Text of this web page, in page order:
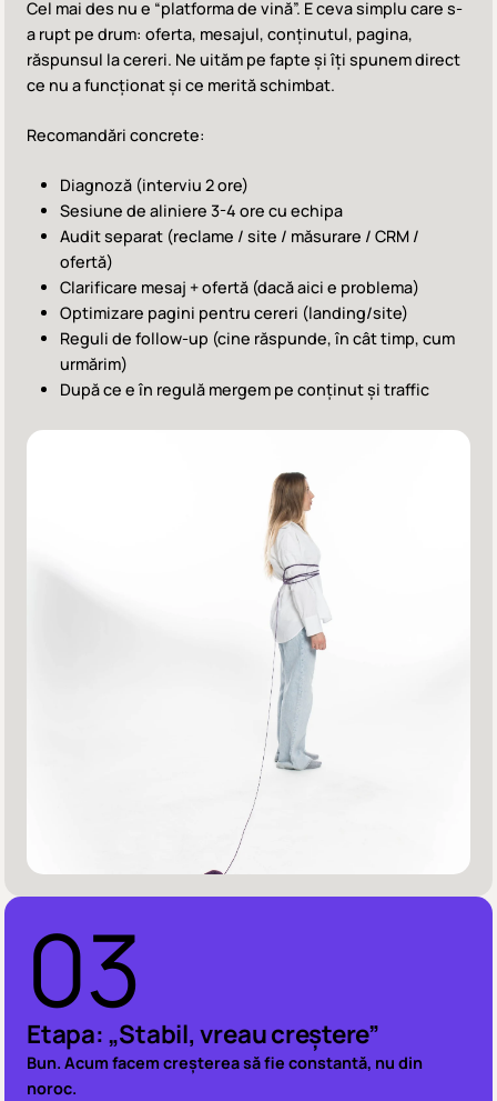
Cel mai des nu e “platforma de vină”. E ceva simplu care s-
a rupt pe drum: oferta, mesajul, conținutul, pagina,
răspunsul la cereri. Ne uităm pe fapte și îți spunem direct
ce nu a funcționat și ce merită schimbat.
Recomandări concrete:
Diagnoză (interviu 2 ore)
Sesiune de aliniere 3-4 ore cu echipa
Audit separat (reclame / site / măsurare / CRM /
ofertă)
Clarificare mesaj + ofertă (dacă aici e problema)
Optimizare pagini pentru cereri (landing/site)
Reguli de follow-up (cine răspunde, în cât timp, cum
urmărim)
După ce e în regulă mergem pe conținut și traffic
03
Etapa: „Stabil, vreau creștere”
Bun. Acum facem creșterea să fie constantă, nu din
noroc.